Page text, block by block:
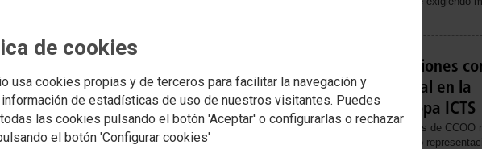
de cookies
usa cookies propias y de terceros para facilitar la navegación y
de estadísticas de uso de nuestros visitantes. Puedes
las cookies pulsando el botón 'Aceptar' o configurarlas o rechazar
el botón 'Configurar cookies'
27/04/2026
CCOO Telecomunicaciones
liderazgo internacional en la
Conferencia UNI Europa ICTS
El Sector de Telecomunicaciones de CCOO
capacidad de influencia logrando